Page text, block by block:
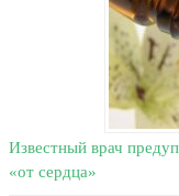
Известный врач
«от сердца»